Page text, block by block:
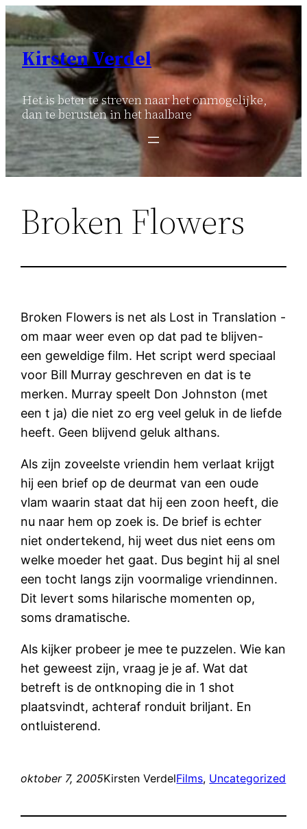
Ga
naar
inhoud
Kirsten Verdel
Het is beter te streven naar het onmogelijke,
dan te berusten in het haalbare
Broken Flowers
Broken Flowers is net als Lost in Translation -
om maar weer even op dat pad te blijven-
een geweldige film. Het script werd speciaal
voor Bill Murray geschreven en dat is te
merken. Murray speelt Don Johnston (met
een t ja) die niet zo erg veel geluk in de liefde
heeft. Geen blijvend geluk althans.
Als zijn zoveelste vriendin hem verlaat krijgt
hij een brief op de deurmat van een oude
vlam waarin staat dat hij een zoon heeft, die
nu naar hem op zoek is. De brief is echter
niet ondertekend, hij weet dus niet eens om
welke moeder het gaat. Dus begint hij al snel
een tocht langs zijn voormalige vriendinnen.
Dit levert soms hilarische momenten op,
soms dramatische.
Als kijker probeer je mee te puzzelen. Wie kan
het geweest zijn, vraag je je af. Wat dat
betreft is de ontknoping die in 1 shot
plaatsvindt, achteraf ronduit briljant. En
ontluisterend.
oktober 7, 2005Kirsten VerdelFilms, Uncategorized